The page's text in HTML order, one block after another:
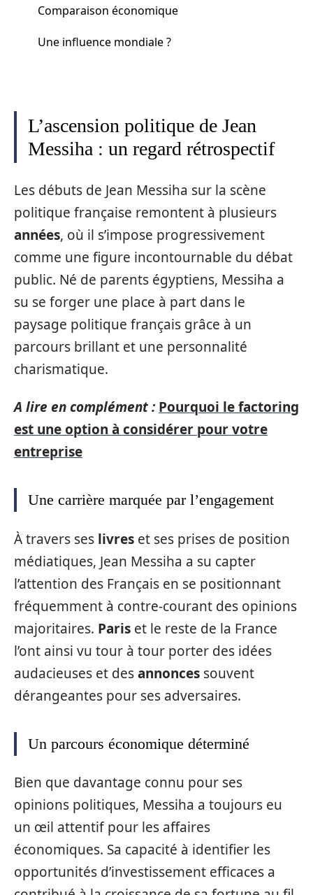
Comparaison économique
Une influence mondiale ?
L’ascension politique de Jean
Messiha : un regard rétrospectif
Les débuts de Jean Messiha sur la scène
politique française remontent à plusieurs
années, où il s’impose progressivement
comme une figure incontournable du débat
public. Né de parents égyptiens, Messiha a
su se forger une place à part dans le
paysage politique français grâce à un
parcours brillant et une personnalité
charismatique.
A lire en complément : Pourquoi le factoring
est une option à considérer pour votre
entreprise
Une carrière marquée par l’engagement
À travers ses livres et ses prises de position
médiatiques, Jean Messiha a su capter
l’attention des Français en se positionnant
fréquemment à contre-courant des opinions
majoritaires. Paris et le reste de la France
l’ont ainsi vu tour à tour porter des idées
audacieuses et desannonces souvent
dérangeantes pour ses adversaires.
Un parcours économique déterminé
Bien que davantage connu pour ses
opinions politiques, Messiha a toujours eu
un œil attentif pour les affaires
économiques. Sa capacité à identifier les
opportunités d’investissement efficaces a